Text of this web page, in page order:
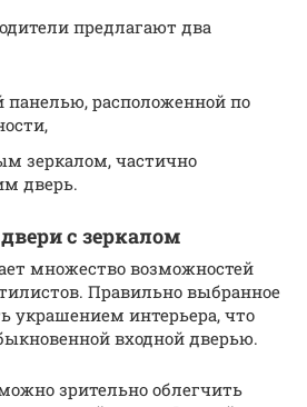
предлагают два
панелью, расположенной по
зеркалом, частично
дверь.
с зеркалом
множество возможностей
Правильно выбранное
украшением интерьера, что
входной дверью.
зрительно облегчить